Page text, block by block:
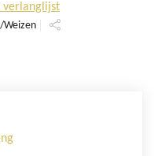
verlanglijst